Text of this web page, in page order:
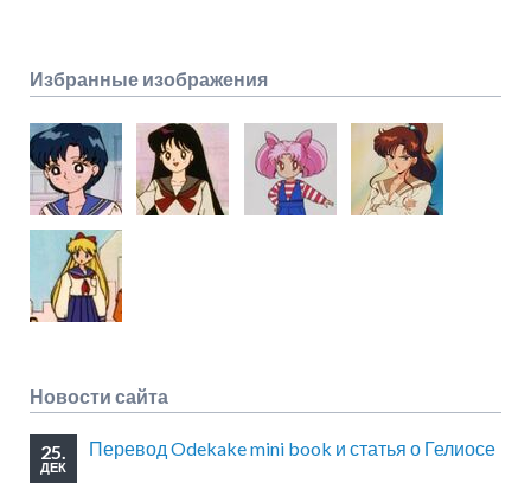
Избранные изображения
Новости сайта
25.
ДЕК
Перевод Odekake mini book и статья о Гелиосе